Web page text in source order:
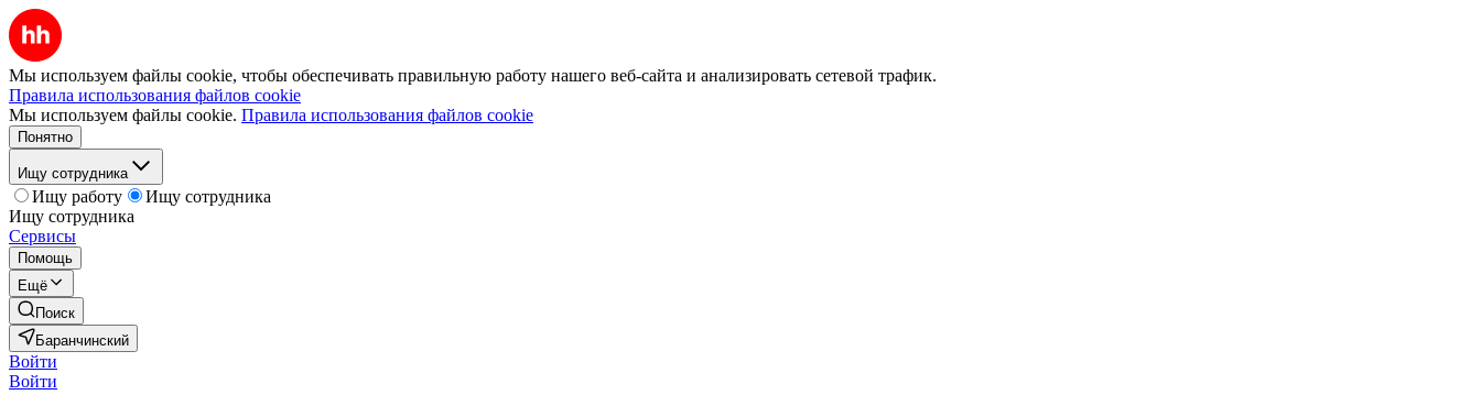
Мы используем файлы cookie, чтобы обеспечивать правильную работу нашего веб-сайта и анализировать сетевой трафик.
Правила использования файлов cookie
Мы используем файлы cookie. Правила использования файлов cookie
Понятно
Ищу сотрудника
Ищу работу
Ищу сотрудника
Ищу сотрудника
Сервисы
Помощь
Ещё
Поиск
Баранчинский
Войти
Войти